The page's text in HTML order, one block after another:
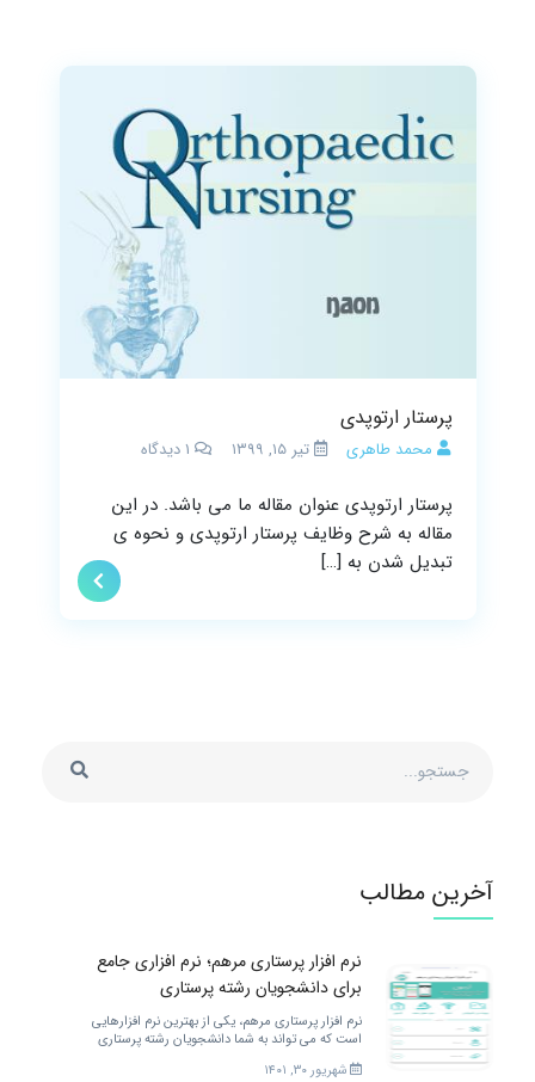
پرستار ارتوپدی
محمد طاهری تیر ۱۵, ۱۳۹۹ 1 دیدگاه
پرستار ارتوپدی عنوان مقاله ما می باشد. در این
مقاله به شرح وظایف پرستار ارتوپدی و نحوه ی
تبدیل شدن به […]
آخرین مطالب
نرم افزار پرستاری مرهم؛ نرم افزاری جامع
برای دانشجویان رشته پرستاری
نرم افزار پرستاری مرهم، یکی از بهترین نرم افزارهایی
است که می تواند به شما دانشجویان رشته پرستاری
خدمات مختلفی را ارائه کند. برای بهتر شدن.
شهریور ۳۰, ۱۴۰۱